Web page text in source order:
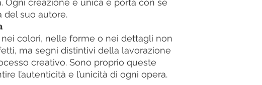
Ogni creazione è unica e porta con sé
del suo autore.
nei colori, nelle forme o nei dettagli non
ma segni distintivi della lavorazione
creativo. Sono proprio queste
l’autenticità e l’unicità di ogni opera.